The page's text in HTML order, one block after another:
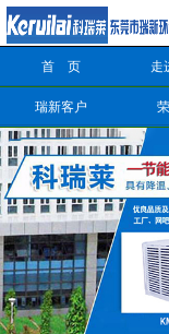
首 页 走
瑞新客户
信息搜索